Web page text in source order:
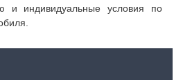
и индивидуальные условия по